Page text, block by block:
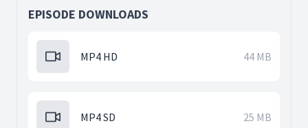
EPISODE DOWNLOADS
MP4 HD 44 MB
MP4 SD 25 MB